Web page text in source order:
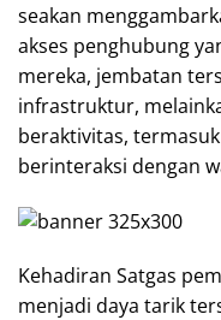
seakan
akses penghubung
mereka, jembatan
infrastruktur,
beraktivitas,
berinteraksi dengan
Kehadiran Satgas
menjadi daya tarik